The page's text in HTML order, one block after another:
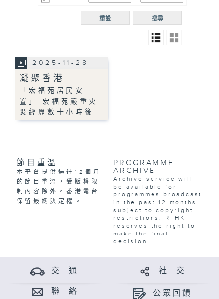
R5
普通
搜尋
重設
2025-11-28
凝聚香港
「宏福苑居民安
置」 宏福苑嚴重火
災經歷數十小時後…
節目重溫
本平台提供過往12個月
的節目重溫，受版權限
制內容除外。香港電台
保留最終決定權。
PROGRAMME
ARCHIVE
Archive service will
be available for
programmes broadcast
in the past 12 months,
subject to copyright
restrictions. RTHK
reserves the right to
make the final
decision.
交 通 社 交
聯 絡 公眾回饋